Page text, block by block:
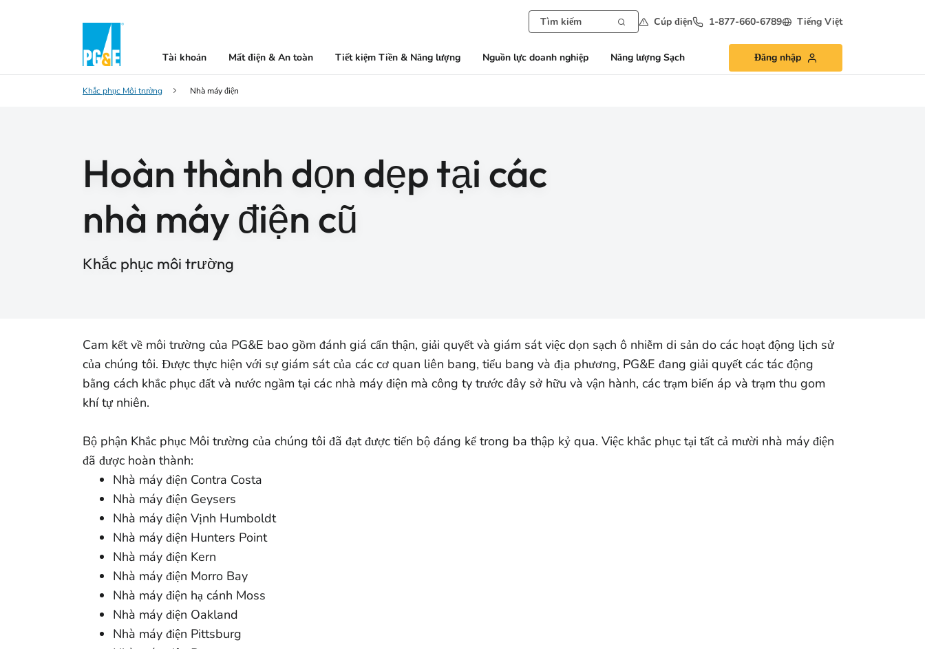
Cúp điện 1-877-660-6789 Tiếng Việt
Tài khoản Mất điện & An toàn Tiết kiệm Tiền & Năng lượng Nguồn lực doanh nghiệp Năng lượng Sạch Đăng nhập
Khắc phục Môi trường Nhà máy điện
Hoàn thành dọn dẹp tại các
nhà máy điện cũ
Khắc phục môi trường
Cam kết về môi trường của PG&E bao gồm đánh giá cẩn thận, giải quyết và giám sát việc dọn sạch ô nhiễm di sản do các hoạt động lịch sử
của chúng tôi. Được thực hiện với sự giám sát của các cơ quan liên bang, tiểu bang và địa phương, PG&E đang giải quyết các tác động
bằng cách khắc phục đất và nước ngầm tại các nhà máy điện mà công ty trước đây sở hữu và vận hành, các trạm biến áp và trạm thu gom
khí tự nhiên.
Bộ phận Khắc phục Môi trường của chúng tôi đã đạt được tiến bộ đáng kể trong ba thập kỷ qua. Việc khắc phục tại tất cả mười nhà máy điện
đã được hoàn thành:
Nhà máy điện Contra Costa
Nhà máy điện Geysers
Nhà máy điện Vịnh Humboldt
Nhà máy điện Hunters Point
Nhà máy điện Kern
Nhà máy điện Morro Bay
Nhà máy điện hạ cánh Moss
Nhà máy điện Oakland
Nhà máy điện Pittsburg